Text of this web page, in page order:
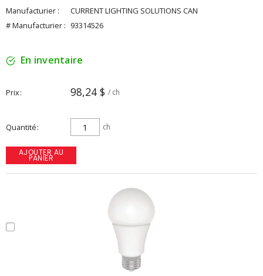
Manufacturier :
CURRENT LIGHTING SOLUTIONS CAN
# Manufacturier : 93314526
En inventaire
Prix 98,24 $ / ch
Quantité ch
AJOUTER AU
PANIER